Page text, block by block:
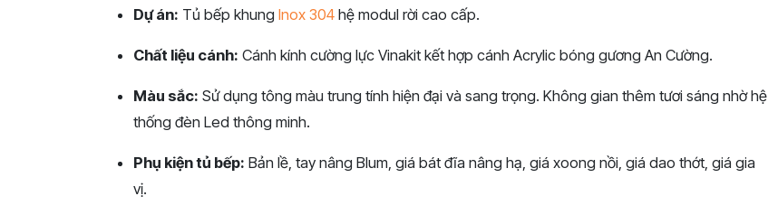
Dự án: Tủ bếp khung Inox 304 hệ modul rời cao cấp.
Chất liệu cánh: Cánh kính cường lực Vinakit kết hợp cánh Acrylic bóng gương An Cường.
Màu sắc: Sử dụng tông màu trung tính hiện đại và sang trọng. Không gian thêm tươi sáng nhờ hệ
thống đèn Led thông minh.
Phụ kiện tủ bếp: Bản lề, tay nâng Blum, giá bát đĩa nâng hạ, giá xoong nồi, giá dao thớt, giá gia
vị.